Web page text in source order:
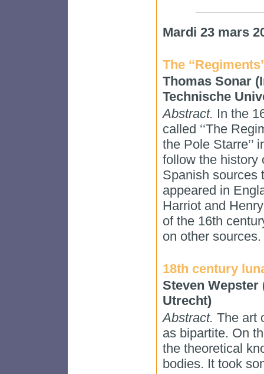
Mardi 23 mars
The
Thomas Sonar
Technische
Abstract. In the
called ‘‘The
the Pole
follow the history
Spanish sources
appeared in
Harriot and
of the 16th
on other sources.
18th century
Steven
Utrecht)
Abstract. The art
as bipartite. On
the theoretical
bodies. It took